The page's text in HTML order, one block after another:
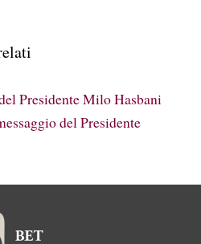
Presidente Milo Hasbani
del Presidente